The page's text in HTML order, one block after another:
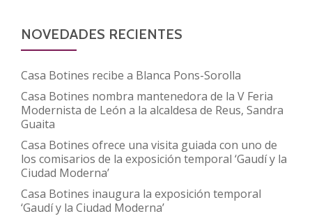
NOVEDADES RECIENTES
Casa Botines recibe a Blanca Pons-Sorolla
Casa Botines nombra mantenedora de la V Feria
Modernista de León a la alcaldesa de Reus, Sandra
Guaita
Casa Botines ofrece una visita guiada con uno de
los comisarios de la exposición temporal ‘Gaudí y la
Ciudad Moderna’
Casa Botines inaugura la exposición temporal
‘Gaudí y la Ciudad Moderna’